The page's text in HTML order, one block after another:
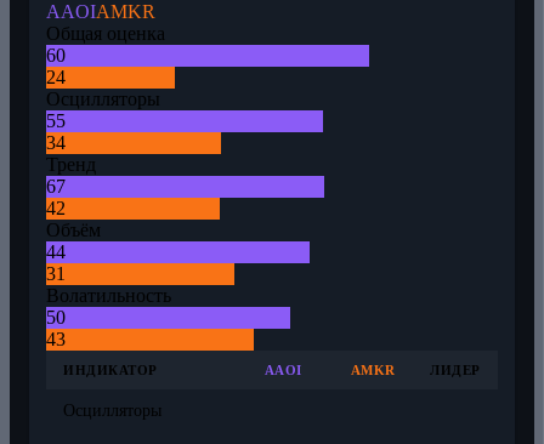
AAOIAMKR
Общая оценка
60
24
Осцилляторы
55
34
Тренд
67
42
Объём
44
31
Волатильность
50
43
ИНДИКАТОР AAOI AMKR ЛИДЕР
Осцилляторы